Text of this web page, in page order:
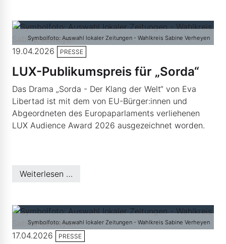
Symbolfoto: Auswahl lokaler Zeitungen - Wahlkreis Sabine Verheyen
19.04.2026 PRESSE
LUX-Publikumspreis für „Sorda“
Das Drama „Sorda - Der Klang der Welt“ von Eva
Libertad ist mit dem von EU-Bürger:innen und
Abgeordneten des Europaparlaments verliehenen
LUX Audience Award 2026 ausgezeichnet worden.
Weiterlesen …
Symbolfoto: Auswahl lokaler Zeitungen - Wahlkreis Sabine Verheyen
17.04.2026 PRESSE